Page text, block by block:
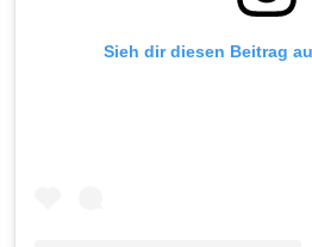
Sieh dir diesen Beitrag